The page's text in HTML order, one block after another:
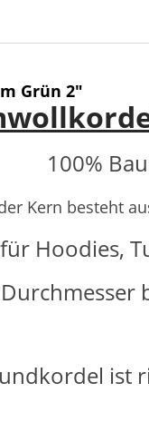
Grün 2"
100%
Kern besteht
Hoodies,
ist